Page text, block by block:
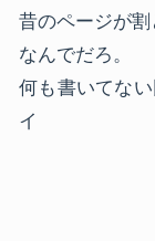
昔のページが割
なんでだろ。
何も書いてな
イ